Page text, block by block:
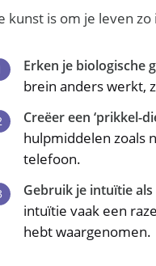
kunst is om je leven
Erken je biologische
brein anders werkt,
Creëer een ‘prikkel-
hulpmiddelen zoals
telefoon.
Gebruik je intuïtie
intuïtie vaak een
hebt waargenomen.